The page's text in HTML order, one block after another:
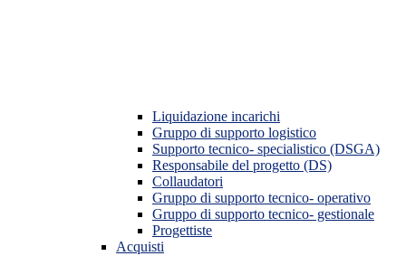
Liquidazione incarichi
Gruppo di supporto logistico
Supporto tecnico- specialistico (DSGA)
Responsabile del progetto (DS)
Collaudatori
Gruppo di supporto tecnico- operativo
Gruppo di supporto tecnico- gestionale
Progettiste
Acquisti